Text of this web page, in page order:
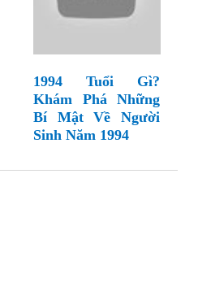
1994 Tuổi Gì?
Khám Phá Những
Bí Mật Về Người
Sinh Năm 1994